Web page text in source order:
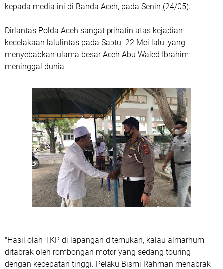
kepada media ini di Banda Aceh, pada Senin (24/05).
Dirlantas Polda Aceh sangat prihatin atas kejadian
kecelakaan lalulintas pada Sabtu 22 Mei lalu, yang
menyebabkan ulama besar Aceh Abu Waled Ibrahim
meninggal dunia.
"Hasil olah TKP di lapangan ditemukan, kalau almarhum
ditabrak oleh rombongan motor yang sedang touring
dengan kecepatan tinggi. Pelaku Bismi Rahman menabrak